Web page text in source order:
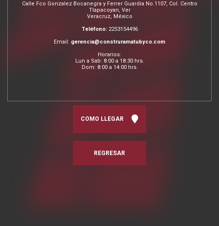
Calle Fco Gonzalez Bocanegra y Ferrer Guardia No.1107, Col. Centro
Tlapacoyan, Ver
Veracruz, México
Teléfono: 2253154496
Email: gerencia@construramatubyco.com
Horarios:
Lun a Sab: 8:00 a 18:30 hrs.
Dom: 8:00 a 14:00 hrs.
COMO LLEGAR
REGRESAR